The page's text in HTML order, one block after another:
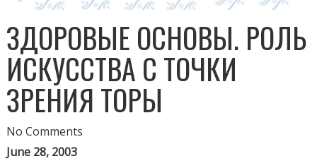
ЗДОРОВЫЕ ОСНОВЫ. РОЛЬ
ИСКУССТВА С ТОЧКИ
ЗРЕНИЯ ТОРЫ
No Comments
June 28, 2003